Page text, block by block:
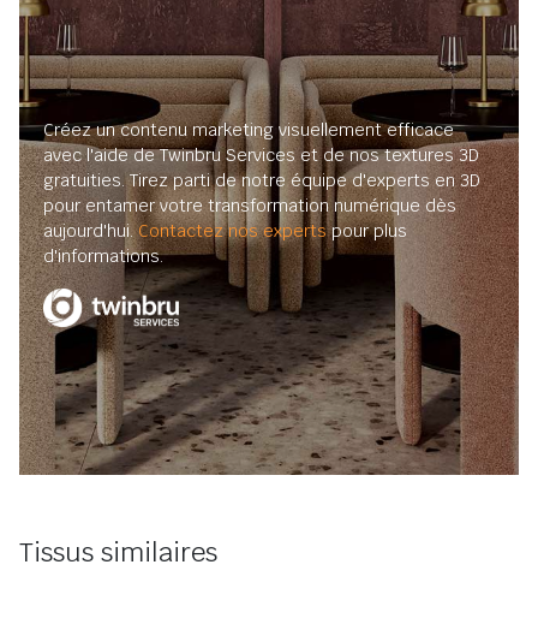
Créez un contenu marketing visuellement efficace
avec l'aide de Twinbru Services et de nos textures 3D
gratuities. Tirez parti de notre équipe d'experts en 3D
pour entamer votre transformation numérique dès
aujourd'hui.Contactez nos expertspour plus
d'informations.
Tissus similaires